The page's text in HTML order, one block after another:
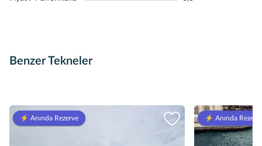
Benzer Tekneler
⚡️ Anında Rezerve ⚡️ Anında